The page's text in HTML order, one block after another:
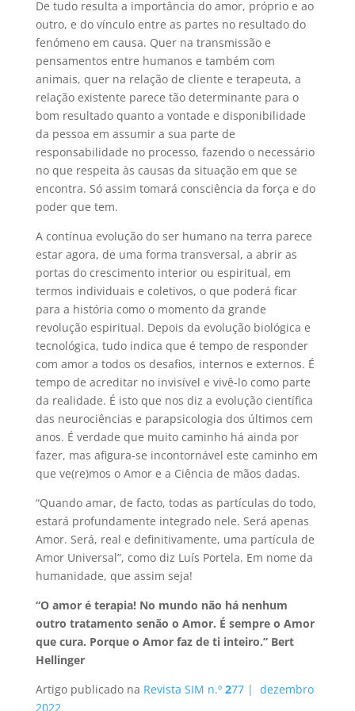
De tudo resulta a importância do amor, próprio e ao
outro, e do vínculo entre as partes no resultado do
fenómeno em causa. Quer na transmissão e
pensamentos entre humanos e também com
animais, quer na relação de cliente e terapeuta, a
relação existente parece tão determinante para o
bom resultado quanto a vontade e disponibilidade
da pessoa em assumir a sua parte de
responsabilidade no processo, fazendo o necessário
no que respeita às causas da situação em que se
encontra. Só assim tomará consciência da força e do
poder que tem.
A contínua evolução do ser humano na terra parece
estar agora, de uma forma transversal, a abrir as
portas do crescimento interior ou espiritual, em
termos individuais e coletivos, o que poderá ficar
para a história como o momento da grande
revolução espiritual. Depois da evolução biológica e
tecnológica, tudo indica que é tempo de responder
com amor a todos os desafios, internos e externos. É
tempo de acreditar no invisível e vivê-lo como parte
da realidade. É isto que nos diz a evolução científica
das neurociências e parapsicologia dos últimos cem
anos. É verdade que muito caminho há ainda por
fazer, mas afigura-se incontornável este caminho em
que ve(re)mos o Amor e a Ciência de mãos dadas.
“Quando amar, de facto, todas as partículas do todo,
estará profundamente integrado nele. Será apenas
Amor. Será, real e definitivamente, uma partícula de
Amor Universal”, como diz Luís Portela. Em nome da
humanidade, que assim seja!
“O amor é terapia! No mundo não há nenhum
outro tratamento senão o Amor. É sempre o Amor
que cura. Porque o Amor faz de ti inteiro.” Bert
Hellinger
Artigo publicado na Revista SIM n.º 277 | dezembro
2022